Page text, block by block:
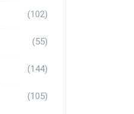
(102)
(55)
(144)
(105)